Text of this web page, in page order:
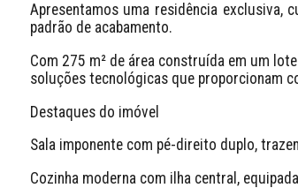
Apresentamos uma residência exclusiva,
padrão de acabamento.
Com 275 m² de área construída em um
soluções tecnológicas que proporcionam
Destaques do imóvel
Sala imponente com pé-direito duplo,
Cozinha moderna com ilha central,